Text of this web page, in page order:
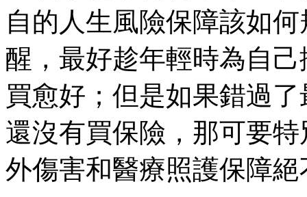
自的人生風險保障該如
醒，最好趁年輕時為自
買愈好；但是如果錯過
還沒有買保險，那可要
外傷害和醫療照護保障